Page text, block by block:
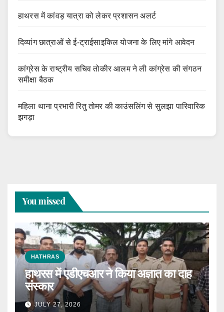
हाथरस में कांवड़ यात्रा को लेकर प्रशासन अलर्ट
दिव्यांग छात्राओं से ई-ट्राईसाइकिल योजना के लिए मांगे आवेदन
कांग्रेस के राष्ट्रीय सचिव तोकीर आलम ने ली कांग्रेस की संगठन
समीक्षा बैठक
महिला थाना प्रभारी रितु तोमर की काउंसलिंग से सुलझा पारिवारिक
झगड़ा
You missed
HATHRAS
हाथरस में एडीएचआर ने किया अज्ञात का दाह
संस्कार
JULY 27, 2026